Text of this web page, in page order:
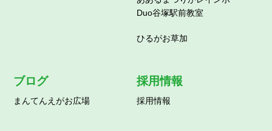
Duo谷塚駅前教室
ひるがお草加
ブログ
まんてんえがお広場
採用情報
採用情報